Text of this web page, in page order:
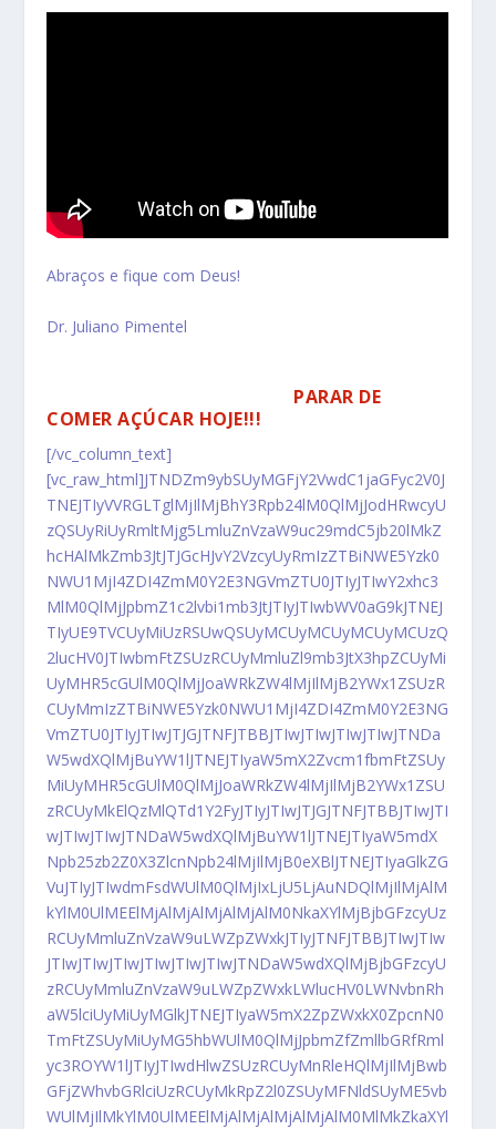
Abraços e fique com Deus!
Dr. Juliano Pimentel
PARAR DE
COMER AÇÚCAR HOJE!!!
[/vc_column_text]
[vc_raw_html]JTNDZm9ybSUyMGFjY2VwdC1jaGFyc2V0J
TNEJTIyVVRGLTglMjIlMjBhY3Rpb24lM0QlMjJodHRwcyU
zQSUyRiUyRmltMjg5LmluZnVzaW9uc29mdC5jb20lMkZ
hcHAlMkZmb3JtJTJGcHJvY2VzcyUyRmIzZTBiNWE5Yzk0
NWU1MjI4ZDI4ZmM0Y2E3NGVmZTU0JTIyJTIwY2xhc3
MlM0QlMjJpbmZ1c2lvbi1mb3JtJTIyJTIwbWV0aG9kJTNEJ
TIyUE9TVCUyMiUzRSUwQSUyMCUyMCUyMCUyMCUzQ
2lucHV0JTIwbmFtZSUzRCUyMmluZl9mb3JtX3hpZCUyMi
UyMHR5cGUlM0QlMjJoaWRkZW4lMjIlMjB2YWx1ZSUzR
CUyMmIzZTBiNWE5Yzk0NWU1MjI4ZDI4ZmM0Y2E3NG
VmZTU0JTIyJTIwJTJGJTNFJTBBJTIwJTIwJTIwJTIwJTNDa
W5wdXQlMjBuYW1lJTNEJTIyaW5mX2Zvcm1fbmFtZSUy
MiUyMHR5cGUlM0QlMjJoaWRkZW4lMjIlMjB2YWx1ZSU
zRCUyMkElQzMlQTd1Y2FyJTIyJTIwJTJGJTNFJTBBJTIwJTI
wJTIwJTIwJTNDaW5wdXQlMjBuYW1lJTNEJTIyaW5mdX
Npb25zb2Z0X3ZlcnNpb24lMjIlMjB0eXBlJTNEJTIyaGlkZG
VuJTIyJTIwdmFsdWUlM0QlMjIxLjU5LjAuNDQlMjIlMjAlM
kYlM0UlMEElMjAlMjAlMjAlMjAlM0NkaXYlMjBjbGFzcyUz
RCUyMmluZnVzaW9uLWZpZWxkJTIyJTNFJTBBJTIwJTIw
JTIwJTIwJTIwJTIwJTIwJTIwJTNDaW5wdXQlMjBjbGFzcyU
zRCUyMmluZnVzaW9uLWZpZWxkLWlucHV0LWNvbnRh
aW5lciUyMiUyMGlkJTNEJTIyaW5mX2ZpZWxkX0ZpcnN0
TmFtZSUyMiUyMG5hbWUlM0QlMjJpbmZfZmllbGRfRml
yc3ROYW1lJTIyJTIwdHlwZSUzRCUyMnRleHQlMjIlMjBwb
GFjZWhvbGRlciUzRCUyMkRpZ2l0ZSUyMFNldSUyME5vb
WUlMjIlMkYlM0UlMEElMjAlMjAlMjAlMjAlM0MlMkZkaXYl